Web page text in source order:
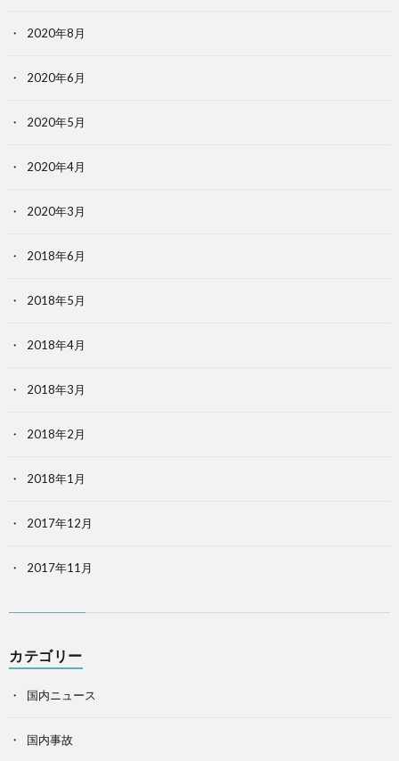
2020年8月
2020年6月
2020年5月
2020年4月
2020年3月
2018年6月
2018年5月
2018年4月
2018年3月
2018年2月
2018年1月
2017年12月
2017年11月
カテゴリー
国内ニュース
国内事故